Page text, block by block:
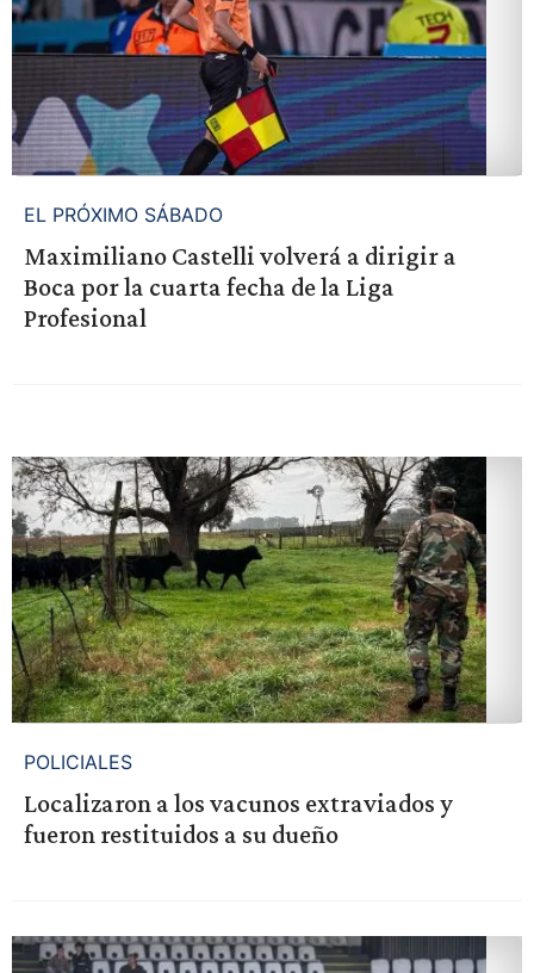
EL PRÓXIMO SÁBADO
Maximiliano Castelli volverá a dirigir a
Boca por la cuarta fecha de la Liga
Profesional
POLICIALES
Localizaron a los vacunos extraviados y
fueron restituidos a su dueño